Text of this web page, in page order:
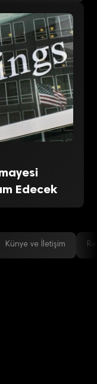
Edecek
Künye ve İletişim